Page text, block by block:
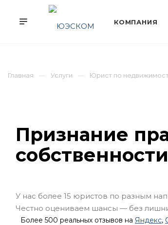
Главная Услуги Юрист по
Признание
У нас более 15 юристов по разным
Честно оцениваем шансы — без
Более 500 реальных отзывов на Яндекс,